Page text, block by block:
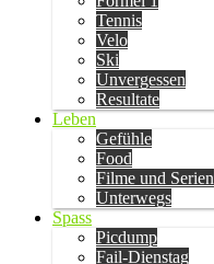
Tennis
Velo
Ski
Unvergessen
Resultate
Leben
Gefühle
Food
Filme und Serien
Unterwegs
Spass
Picdump
Fail-Dienstag